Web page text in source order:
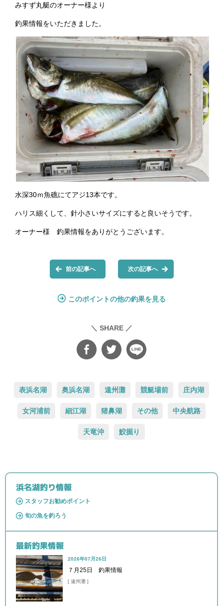
みすず丸艇のオーナー様より
釣果情報をいただきました。
水深30ｍ魚礁にてアジ13本です。
ハリス細くして、針小さいサイズにすると良いそうです。
オーナー様 釣果情報をありがとうございます。
前の記事へ 次の記事へ
このポイントの他の釣果を見る
＼ SHARE ／
表浜名湖 奥浜名湖 遠州灘 競艇場前 庄内湖
女河浦前 細江湖 猪鼻湖 その他 中央航路
天竜沖 鮫掘り
浜名湖釣り情報
スタッフお勧めポイント
旬の魚を釣ろう
最新釣果情報
2026年07月26日
７月25日 釣果情報
[ 遠州灘 ]